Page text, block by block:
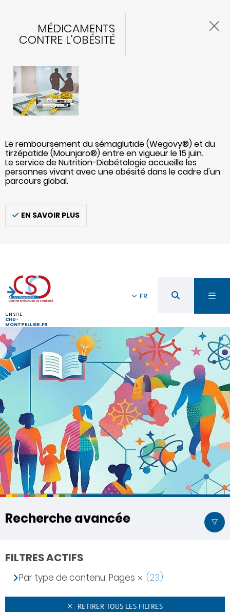
MÉDICAMENTS
CONTRE L'OBÉSITÉ
Le remboursement du sémaglutide (Wegovy®) et du
tirzépatide (Mounjaro®) entre en vigueur le 15 juin.
Le service de Nutrition-Diabétologie accueille les
personnes vivant avec une obésité dans le cadre d'un
parcours global.
EN SAVOIR PLUS
UN SITE
CHU-
MONTPELLIER.FR
FR
Recherche avancée
FILTRES ACTIFS
Par type de contenu: Pages (23)
RETIRER TOUS LES FILTRES